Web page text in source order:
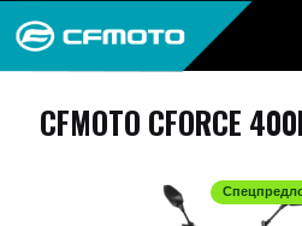
CFMOTO CFORCE